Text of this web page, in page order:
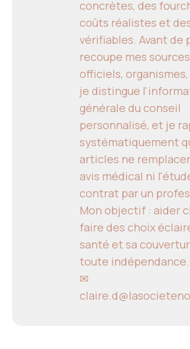
concrètes, des
coûts réalistes et
vérifiables. Avant de
recoupe mes
officiels,
je distingue
générale du conseil
personnalisé, et je
systématiquement
articles ne
avis médical ni
contrat par un
Mon objectif : aider
faire des choix
santé et sa
toute indépendance.
✉